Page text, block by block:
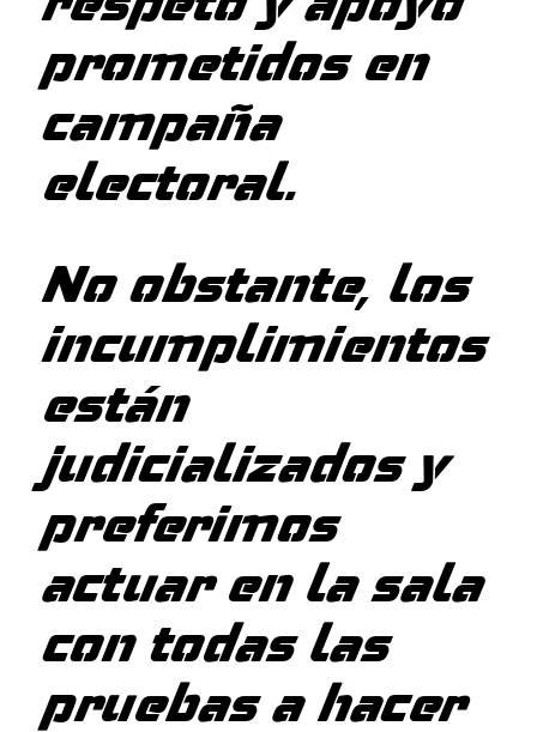
prometidos en
campaña
electoral.
No obstante, los
incumplimientos
están
judicializados y
preferimos
actuar en la sala
con todas las
pruebas a hacer